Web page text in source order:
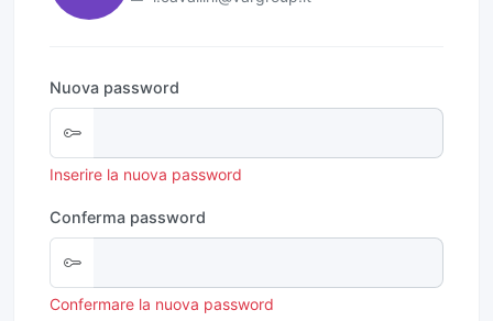
Nuova password
Inserire la nuova password
Conferma password
Confermare la nuova password